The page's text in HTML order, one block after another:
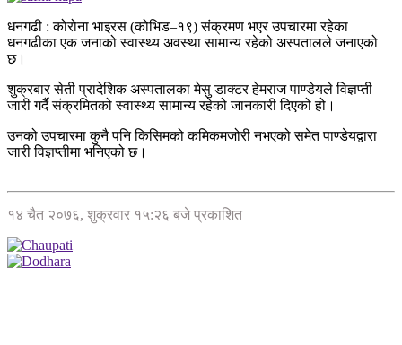
धनगढी : कोरोना भाइरस (कोभिड–१९) संक्रमण भएर उपचारमा रहेका
धनगढीका एक जनाको स्वास्थ्य अवस्था सामान्य रहेको अस्पतालले जनाएको
छ।
शुक्रबार सेती प्रादेशिक अस्पतालका मेसु डाक्टर हेमराज पाण्डेयले विज्ञप्ती
जारी गर्दै संक्रमितको स्वास्थ्य सामान्य रहेको जानकारी दिएको हो।
उनको उपचारमा कुनै पनि किसिमको कमिकमजोरी नभएको समेत पाण्डेयद्वारा
जारी विज्ञप्तीमा भनिएको छ।
१४ चैत २०७६, शुक्रवार १५:२६ बजे प्रकाशित